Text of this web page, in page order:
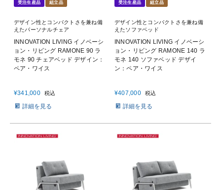
受注生産品 組立品
デザイン性とコンパクトさを兼ね備
えたパーソナルチェア
INNOVATION LIVING イノベーシ
ョン・リビング RAMONE 90 ラ
モネ 90 チェアベッド デザイン：
ペア・ワイス
¥341,000 税込
詳細を見る
受注生産品 組立品
デザイン性とコンパクトさを兼ね備
えたソファベッド
INNOVATION LIVING イノベーシ
ョン・リビング RAMONE 140 ラ
モネ 140 ソファベッド デザイ
ン：ペア・ワイス
¥407,000 税込
詳細を見る